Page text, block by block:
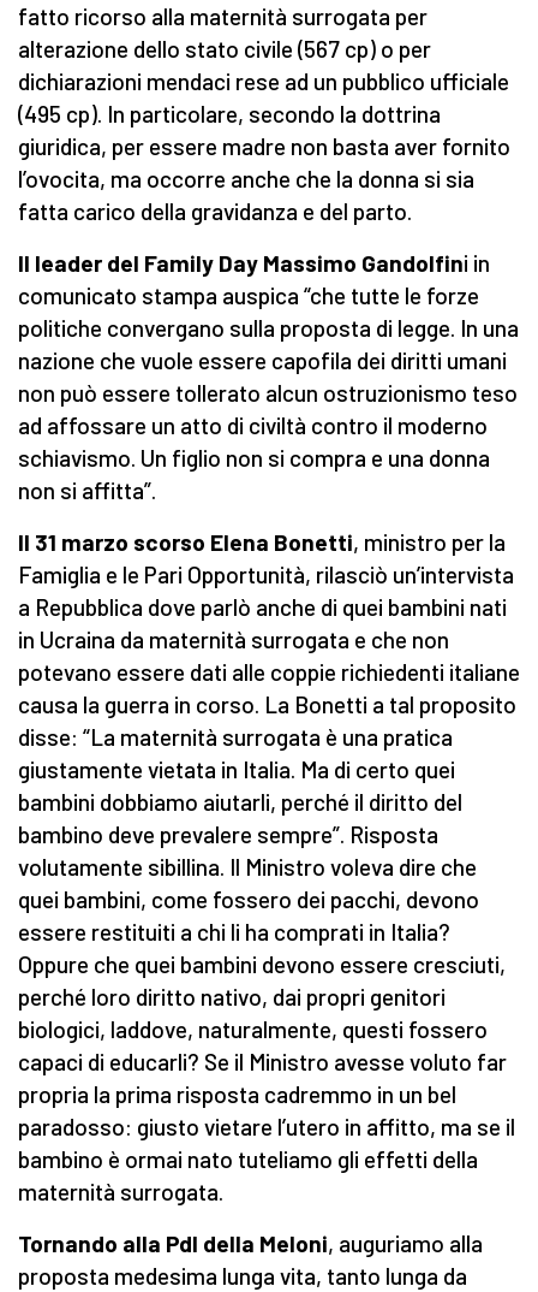
fatto ricorso alla maternità surrogata per
alterazione dello stato civile (567 cp) o per
dichiarazioni mendaci rese ad un pubblico ufficiale
(495 cp). In particolare, secondo la dottrina
giuridica, per essere madre non basta aver fornito
l’ovocita, ma occorre anche che la donna si sia
fatta carico della gravidanza e del parto.
Il leader del Family Day Massimo Gandolfini in
comunicato stampa auspica “che tutte le forze
politiche convergano sulla proposta di legge. In una
nazione che vuole essere capofila dei diritti umani
non può essere tollerato alcun ostruzionismo teso
ad affossare un atto di civiltà contro il moderno
schiavismo. Un figlio non si compra e una donna
non si affitta”.
Il 31 marzo scorso Elena Bonetti, ministro per la
Famiglia e le Pari Opportunità, rilasciò un’intervista
a Repubblica dove parlò anche di quei bambini nati
in Ucraina da maternità surrogata e che non
potevano essere dati alle coppie richiedenti italiane
causa la guerra in corso. La Bonetti a tal proposito
disse: “La maternità surrogata è una pratica
giustamente vietata in Italia. Ma di certo quei
bambini dobbiamo aiutarli, perché il diritto del
bambino deve prevalere sempre”. Risposta
volutamente sibillina. Il Ministro voleva dire che
quei bambini, come fossero dei pacchi, devono
essere restituiti a chi li ha comprati in Italia?
Oppure che quei bambini devono essere cresciuti,
perché loro diritto nativo, dai propri genitori
biologici, laddove, naturalmente, questi fossero
capaci di educarli? Se il Ministro avesse voluto far
propria la prima risposta cadremmo in un bel
paradosso: giusto vietare l’utero in affitto, ma se il
bambino è ormai nato tuteliamo gli effetti della
maternità surrogata.
Tornando alla Pdl della Meloni, auguriamo alla
proposta medesima lunga vita, tanto lunga da